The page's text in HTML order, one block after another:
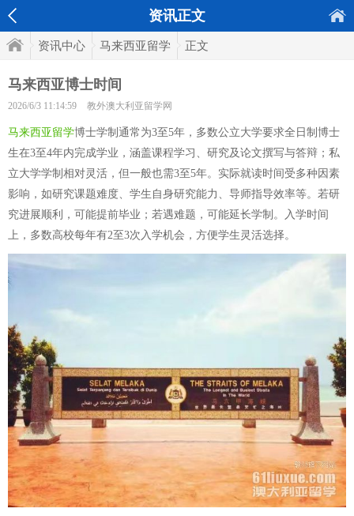
资讯正文
资讯中心 马来西亚留学 正文
马来西亚博士时间
2026/6/3 11:14:59 教外澳大利亚留学网
马来西亚留学博士学制通常为3至5年，多数公立大学要求全日制博士
生在3至4年内完成学业，涵盖课程学习、研究及论文撰写与答辩；私
立大学学制相对灵活，但一般也需3至5年。实际就读时间受多种因素
影响，如研究课题难度、学生自身研究能力、导师指导效率等。若研
究进展顺利，可能提前毕业；若遇难题，可能延长学制。入学时间
上，多数高校每年有2至3次入学机会，方便学生灵活选择。